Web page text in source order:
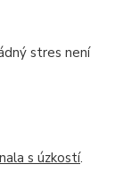
stres není
s úzkostí.